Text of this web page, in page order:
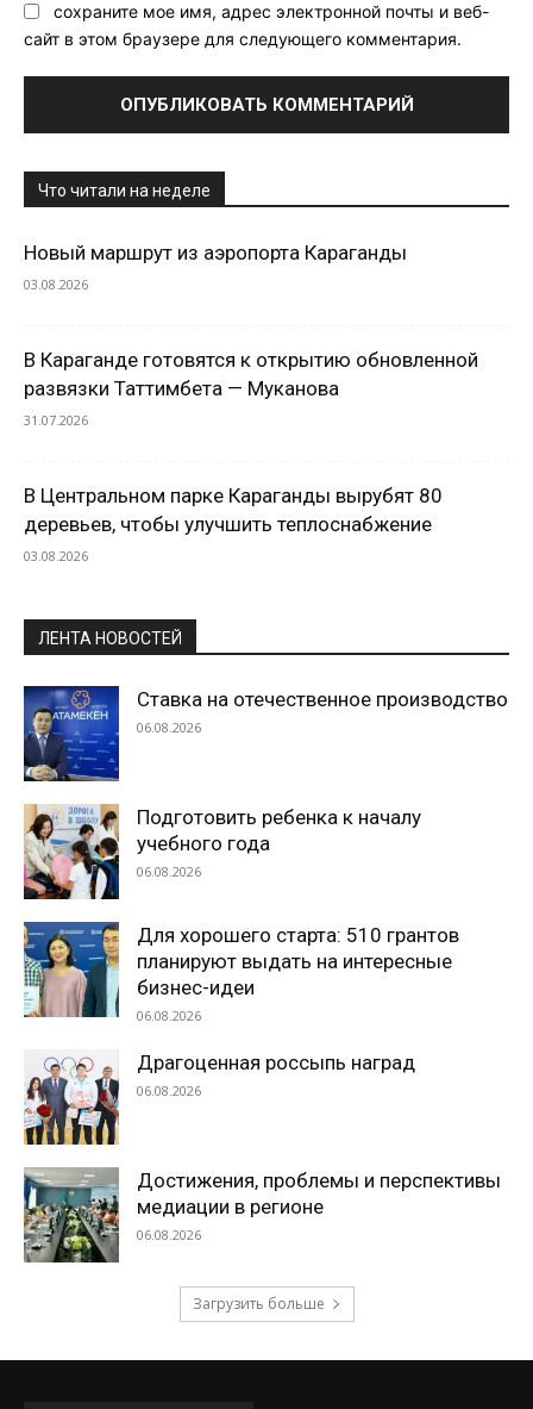
сохраните мое имя, адрес электронной почты и веб-
сайт в этом браузере для следующего комментария.
Что читали на неделе
Новый маршрут из аэропорта Караганды
03.08.2026
В Караганде готовятся к открытию обновленной
развязки Таттимбета — Муканова
31.07.2026
В Центральном парке Караганды вырубят 80
деревьев, чтобы улучшить теплоснабжение
03.08.2026
ЛЕНТА НОВОСТЕЙ
Ставка на отечественное производство
06.08.2026
Подготовить ребенка к началу
учебного года
06.08.2026
Для хорошего старта: 510 грантов
планируют выдать на интересные
бизнес-идеи
06.08.2026
Драгоценная россыпь наград
06.08.2026
Достижения, проблемы и перспективы
медиации в регионе
06.08.2026
Загрузить больше